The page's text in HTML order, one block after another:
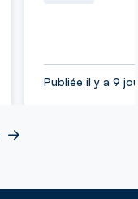
Publiée il y a 9